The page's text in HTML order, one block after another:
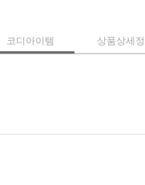
코디아이템 상품상세